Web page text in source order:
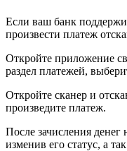
Если ваш банк
произвести платеж
Откройте приложение
раздел платежей,
Откройте сканер и
произведите платеж.
После зачисления
изменив его статус, а